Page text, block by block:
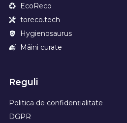
EcoReco
toreco.tech
Hygienosaurus
Mâini curate
Reguli
Politica de confidențialitate
DGPR